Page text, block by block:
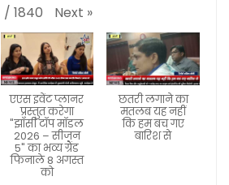
/ 1840 Next »
एएस इवेंट प्लानर
प्रस्तुत करेगा
"झाँसी टॉप मॉडल
2026 – सीजन
5" का भव्य ग्रैंड
फिनाले 8 अगस्त
को
छतरी लगाने का
मतलब यह नहीं
कि हम बच गए
बारिश से